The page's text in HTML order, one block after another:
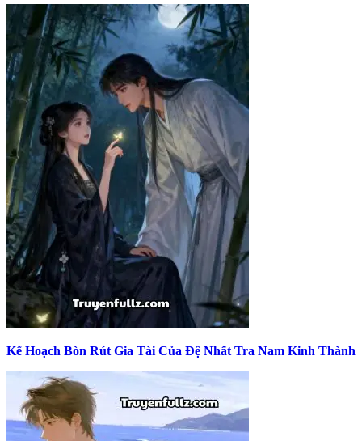
Kế Hoạch Bòn Rút Gia Tài Của Đệ Nhất Tra Nam Kinh Thành